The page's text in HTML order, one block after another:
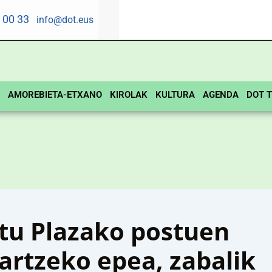
00 33 info@dot.eus
AMOREBIETA-ETXANO KIROLAK KULTURA AGENDA DOT
Plazako postuen
epea, zabalik